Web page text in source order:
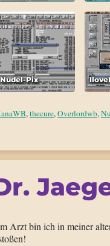
Nudel-Pix
,thecure,Overlordwb,
Arzt bin ich in meiner